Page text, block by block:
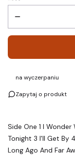
na wyczerpaniu
Zapytaj o produkt
Side One 1 I Wonder
Tonight 3 I'll Get By
Long Ago And Far